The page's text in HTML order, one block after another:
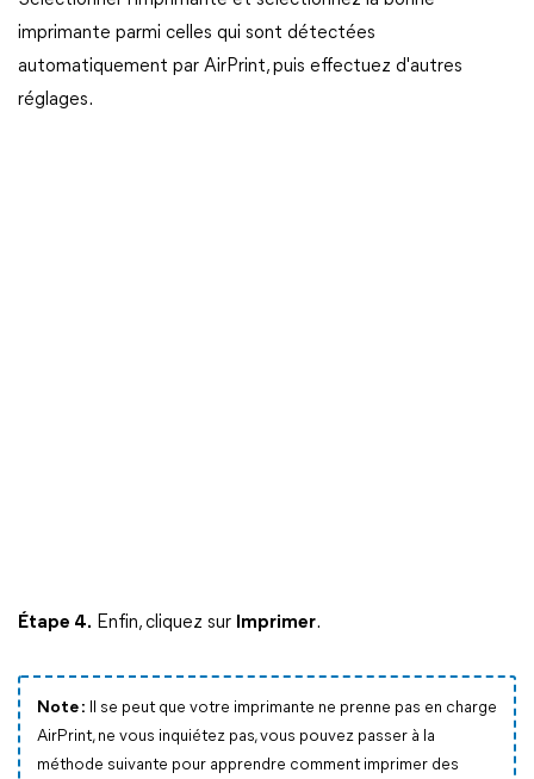
imprimante parmi celles qui sont détectées
automatiquement par AirPrint, puis effectuez d'autres
réglages.
Étape 4. Enfin, cliquez sur Imprimer.
Note : Il se peut que votre imprimante ne prenne pas en charge
AirPrint, ne vous inquiétez pas, vous pouvez passer à la
méthode suivante pour apprendre comment imprimer des